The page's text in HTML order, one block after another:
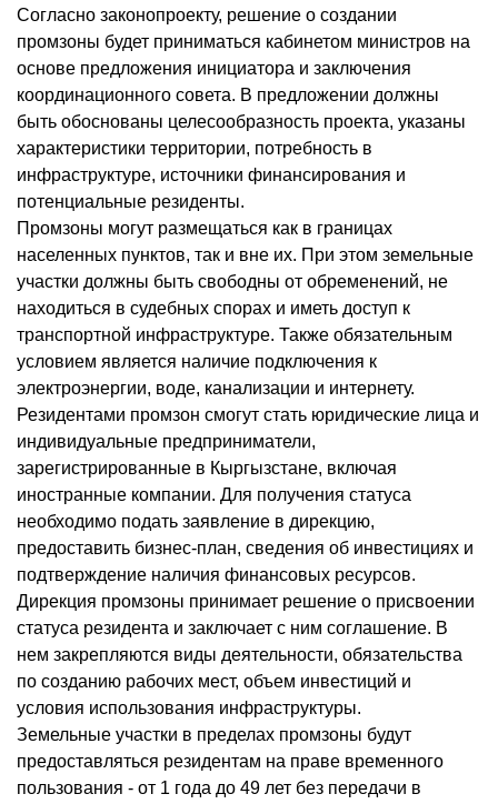
Согласно законопроекту, решение о создании
промзоны будет приниматься кабинетом министров на
основе предложения инициатора и заключения
координационного совета. В предложении должны
быть обоснованы целесообразность проекта, указаны
характеристики территории, потребность в
инфраструктуре, источники финансирования и
потенциальные резиденты.
Промзоны могут размещаться как в границах
населенных пунктов, так и вне их. При этом земельные
участки должны быть свободны от обременений, не
находиться в судебных спорах и иметь доступ к
транспортной инфраструктуре. Также обязательным
условием является наличие подключения к
электроэнергии, воде, канализации и интернету.
Резидентами промзон смогут стать юридические лица и
индивидуальные предприниматели,
зарегистрированные в Кыргызстане, включая
иностранные компании. Для получения статуса
необходимо подать заявление в дирекцию,
предоставить бизнес-план, сведения об инвестициях и
подтверждение наличия финансовых ресурсов.
Дирекция промзоны принимает решение о присвоении
статуса резидента и заключает с ним соглашение. В
нем закрепляются виды деятельности, обязательства
по созданию рабочих мест, объем инвестиций и
условия использования инфраструктуры.
Земельные участки в пределах промзоны будут
предоставляться резидентам на праве временного
пользования - от 1 года до 49 лет без передачи в